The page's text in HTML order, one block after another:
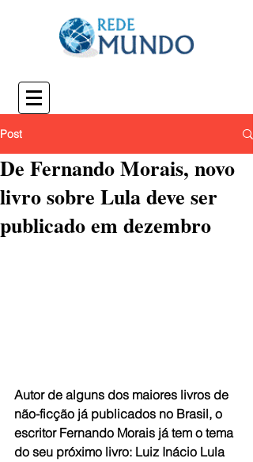
Post
De Fernando Morais, novo
livro sobre Lula deve ser
publicado em dezembro
Autor de alguns dos maiores livros de
não-ficção já publicados no Brasil, o
escritor Fernando Morais já tem o tema
do seu próximo livro: Luiz Inácio Lula